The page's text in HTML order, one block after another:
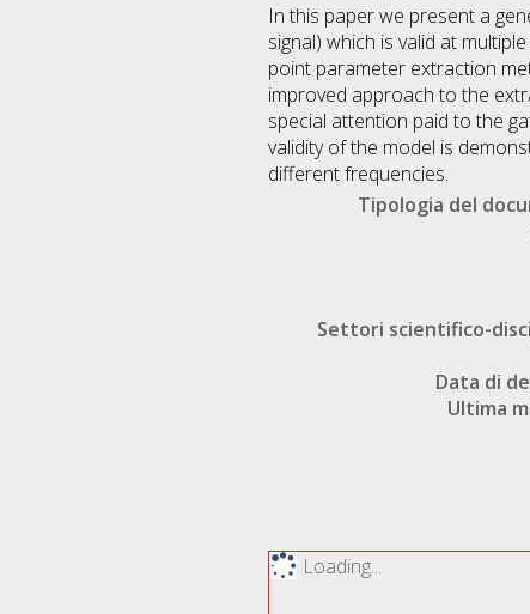
In this paper we present a
signal) which is valid at
point parameter extraction
improved approach to the
special attention paid to the
validity of the model is
different frequencies.
Tipologia del
Settori scientifico-
Data di
Ultima
Loading...